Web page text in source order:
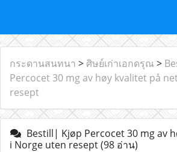
กระดานสนทนา > ศิษย์เก่าเอกดรุณ >
Percocet 30 mg av høy kvalitet på
resept
Bestill| Kjøp Percocet 30 mg av
i Norge uten resept(98 อ่าน)